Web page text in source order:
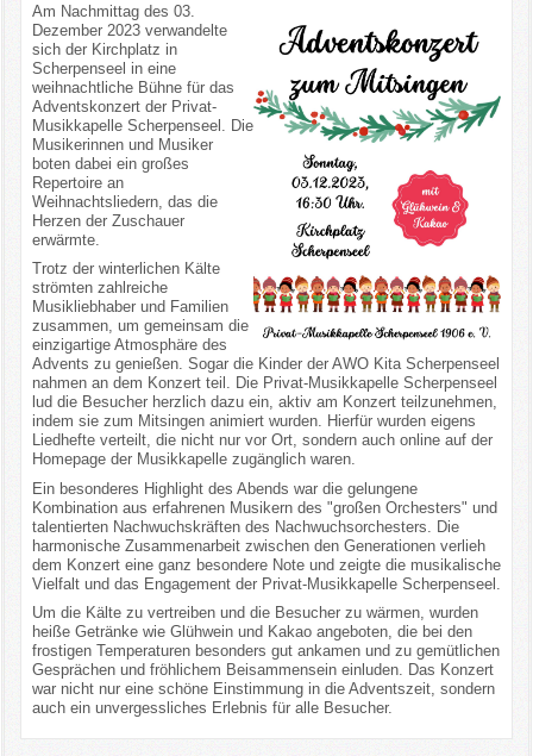
Am Nachmittag des 03.
Dezember 2023 verwandelte
sich der Kirchplatz in
Scherpenseel in eine
weihnachtliche Bühne für das
Adventskonzert der Privat-
Musikkapelle Scherpenseel. Die
Musikerinnen und Musiker
boten dabei ein großes
Repertoire an
Weihnachtsliedern, das die
Herzen der Zuschauer
erwärmte.
Trotz der winterlichen Kälte
strömten zahlreiche
Musikliebhaber und Familien
zusammen, um gemeinsam die
einzigartige Atmosphäre des
Advents zu genießen. Sogar die Kinder der AWO Kita Scherpenseel
nahmen an dem Konzert teil. Die Privat-Musikkapelle Scherpenseel
lud die Besucher herzlich dazu ein, aktiv am Konzert teilzunehmen,
indem sie zum Mitsingen animiert wurden. Hierfür wurden eigens
Liedhefte verteilt, die nicht nur vor Ort, sondern auch online auf der
Homepage der Musikkapelle zugänglich waren.
Ein besonderes Highlight des Abends war die gelungene
Kombination aus erfahrenen Musikern des "großen Orchesters" und
talentierten Nachwuchskräften des Nachwuchsorchesters. Die
harmonische Zusammenarbeit zwischen den Generationen verlieh
dem Konzert eine ganz besondere Note und zeigte die musikalische
Vielfalt und das Engagement der Privat-Musikkapelle Scherpenseel.
Um die Kälte zu vertreiben und die Besucher zu wärmen, wurden
heiße Getränke wie Glühwein und Kakao angeboten, die bei den
frostigen Temperaturen besonders gut ankamen und zu gemütlichen
Gesprächen und fröhlichem Beisammensein einluden. Das Konzert
war nicht nur eine schöne Einstimmung in die Adventszeit, sondern
auch ein unvergessliches Erlebnis für alle Besucher.